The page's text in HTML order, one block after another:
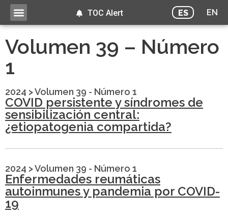
ES EN
TOC Alert
Volumen 39 – Número
1
2024 >Volumen 39 - Número 1
COVID persistente y síndromes de
sensibilización central:
¿etiopatogenia compartida?
2024 >Volumen 39 - Número 1
Enfermedades reumáticas
autoinmunes y pandemia por COVID-
19